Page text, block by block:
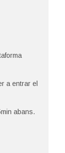
a entrar el
abans.